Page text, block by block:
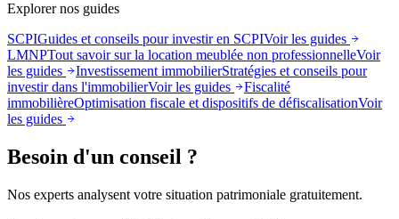
Explorer nos guides
SCPIGuides et conseils pour investir en SCPIVoir les guides
LMNPTout savoir sur la location meublée non professionnelleVoir
les guides
Investissement immobilierStratégies et conseils pour
investir dans l'immobilierVoir les guides
Fiscalité
immobilièreOptimisation fiscale et dispositifs de défiscalisationVoir
les guides
Besoin d'un conseil ?
Nos experts analysent votre situation patrimoniale gratuitement.